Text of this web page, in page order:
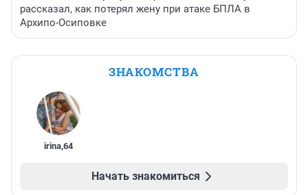
рассказал, как потерял жену при атаке БПЛА в
Архипо-Осиповке
ЗНАКОМСТВА
irina,64
Начать знакомиться